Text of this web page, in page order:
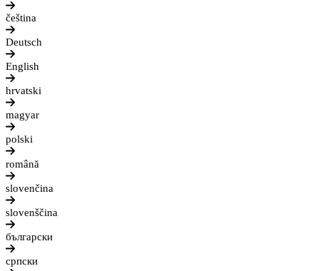
čeština
Deutsch
English
hrvatski
magyar
polski
română
slovenčina
slovenščina
български
српски